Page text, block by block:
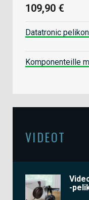
109,90 €
Datatronic
Komponenteille
VIDEOT
-